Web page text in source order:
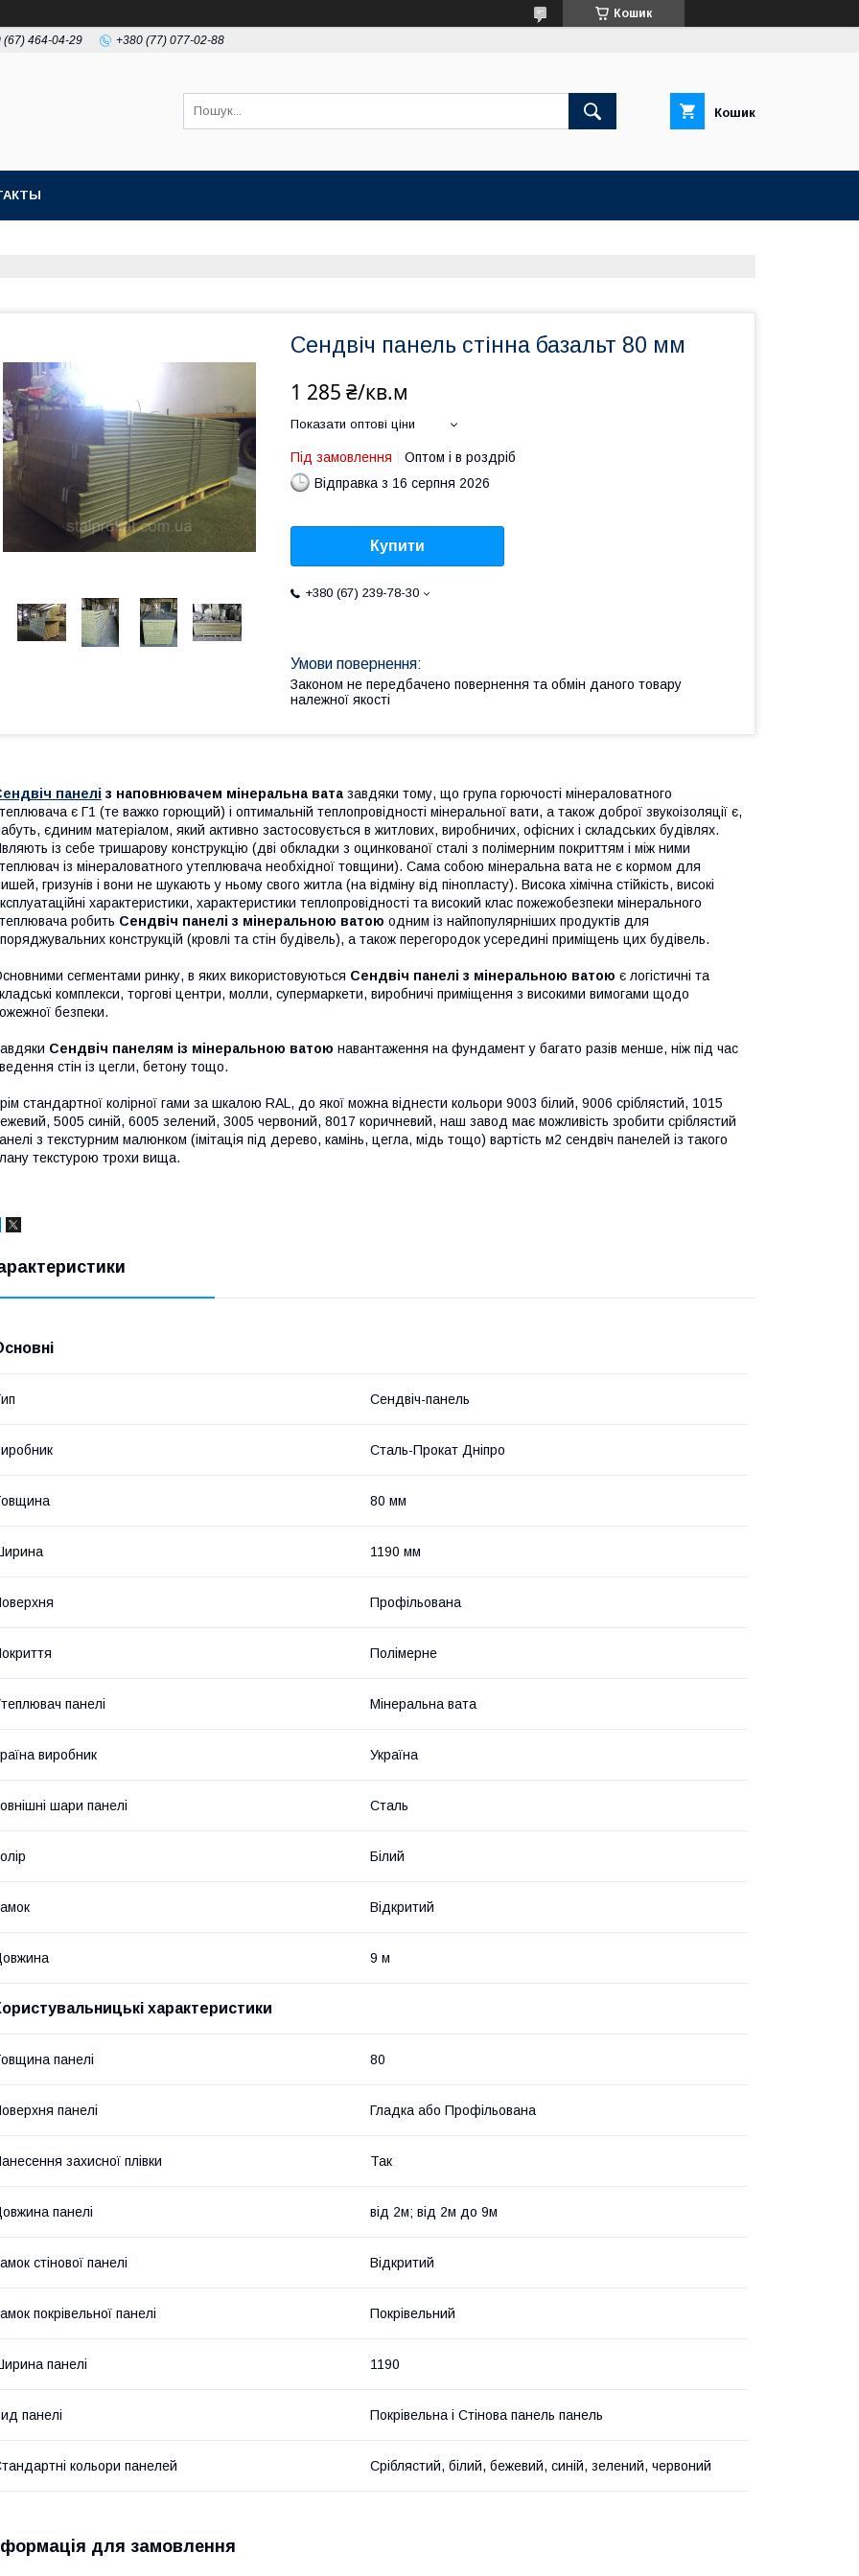
Кошик
(67) 464-04-29 +380 (77) 077-02-88
Кошик
Сендвіч панель стінна базальт 80 мм
1 285 ₴/кв.м
Показати оптові ціни
Під замовлення
Оптом і в роздріб
Відправка з 16 серпня 2026
Купити
+380 (67) 239-78-30
Законом не передбачено повернення та обмін даного товару
належної якості
панелі з наповнювачем мінеральна вата завдяки тому, що група горючості мінераловатного
є Г1 (те важко горющий) і оптимальній теплопровідності мінеральної вати, а також доброї звукоізоляції є,
єдиним матеріалом, який активно застосовується в житлових, виробничих, офісних і складських будівлях.
із себе тришарову конструкцію (дві обкладки з оцинкованої сталі з полімерним покриттям і між ними
із мінераловатного утеплювача необхідної товщини). Сама собою мінеральна вата не є кормом для
гризунів і вони не шукають у ньому свого житла (на відміну від пінопласту). Висока хімічна стійкість, високі
характеристики, характеристики теплопровідності та високий клас пожежобезпеки мінерального
робить Сендвіч панелі з мінеральною ватою одним із найпопулярніших продуктів для
конструкцій (кровлі та стін будівель), а також перегородок усередині приміщень цих будівель.
сегментами ринку, в яких використовуються Сендвіч панелі з мінеральною ватою є логістичні та
комплекси, торгові центри, молли, супермаркети, виробничі приміщення з високими вимогами щодо
безпеки.
Сендвіч панелям із мінеральною ватою навантаження на фундамент у багато разів менше, ніж під час
стін із цегли, бетону тощо.
стандартної колірної гами за шкалою RAL, до якої можна віднести кольори 9003 білий, 9006 сріблястий, 1015
5005 синій, 6005 зелений, 3005 червоний, 8017 коричневий, наш завод має можливість зробити сріблястий
з текстурним малюнком (імітація під дерево, камінь, цегла, мідь тощо) вартість м2 сендвіч панелей із такого
текстурою трохи вища.
Сендвіч-панель
Сталь-Прокат Дніпро
80 мм
1190 мм
Профільована
Полімерне
панелі Мінеральна вата
виробник Україна
шари панелі Сталь
Білий
Відкритий
9 м
характеристики
панелі 80
панелі Гладка або Профільована
захисної плівки Так
панелі від 2м; від 2м до 9м
стінової панелі Відкритий
покрівельної панелі Покрівельний
панелі 1190
панелі Покрівельна і Стінова панель панель
кольори панелей Сріблястий, білий, бежевий, синій, зелений, червоний
для замовлення